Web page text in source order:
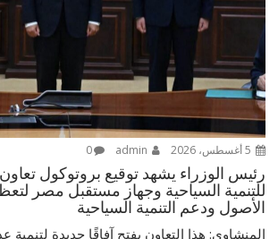
0
رئيس الوزراء يشهد توقيع بروتوكول تعاون
للتنمية السياحية وجهاز مستقبل مصر
الأصول ودعم التنمية السياحية
المنشاوي: هذا التعاون يفتح آفاقًا جديدة لتنمية